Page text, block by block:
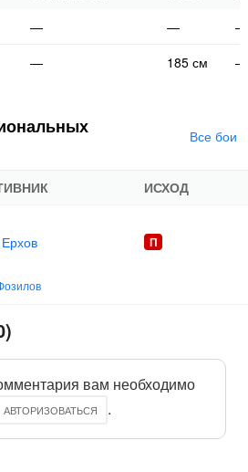
— —
—
— 185 см —
Все бои
ИСХОД
вам необходимо
АВТОРИЗОВАТЬСЯ .